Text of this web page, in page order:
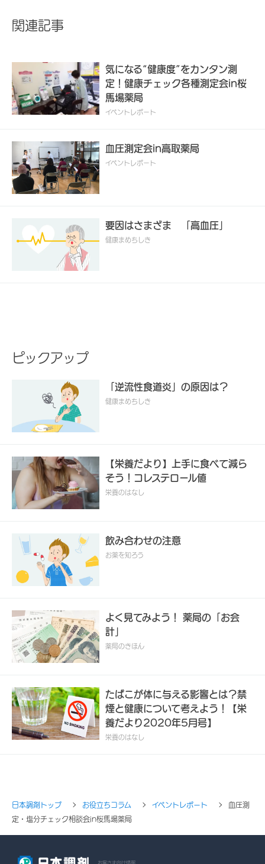
関連記事
気になる“健康度”をカンタン測
定！健康チェック各種測定会in桜
馬場薬局
イベントレポート
血圧測定会in高取薬局
イベントレポート
要因はさまざま 「高血圧」
健康まめちしき
ピックアップ
「逆流性食道炎」の原因は？
健康まめちしき
【栄養だより】上手に食べて減ら
そう！コレステロール値
栄養のはなし
飲み合わせの注意
お薬を知ろう
よく見てみよう！ 薬局の「お会
計」
薬局のきほん
たばこが体に与える影響とは？禁
煙と健康について考えよう！【栄
養だより2020年5月号】
栄養のはなし
日本調剤トップ お役立ちコラム イベントレポート
血圧測
定・塩分チェック相談会in桜馬場薬局
お客さま向け情報